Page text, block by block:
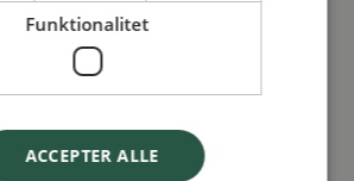
Funktionalitet
ACCEPTER ALLE